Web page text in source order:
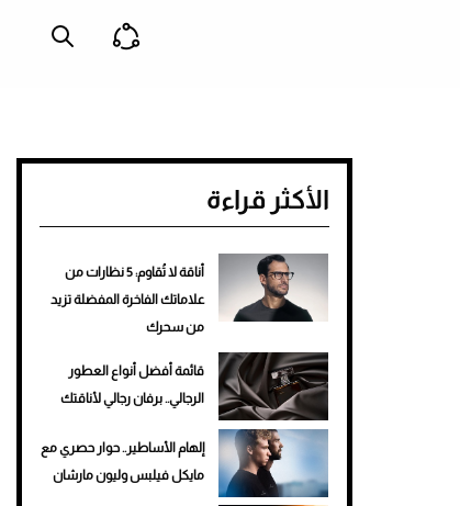
الأكثر قراءة
أناقة لا تُقاوم: 5 نظارات من
علاماتك الفاخرة المفضلة تزيد
من سحرك
قائمة أفضل أنواع العطور
الرجالي.. برفان رجالي لأناقتك
إلهام الأساطير.. حوار حصري مع
مايكل فيلبس وليون مارشان